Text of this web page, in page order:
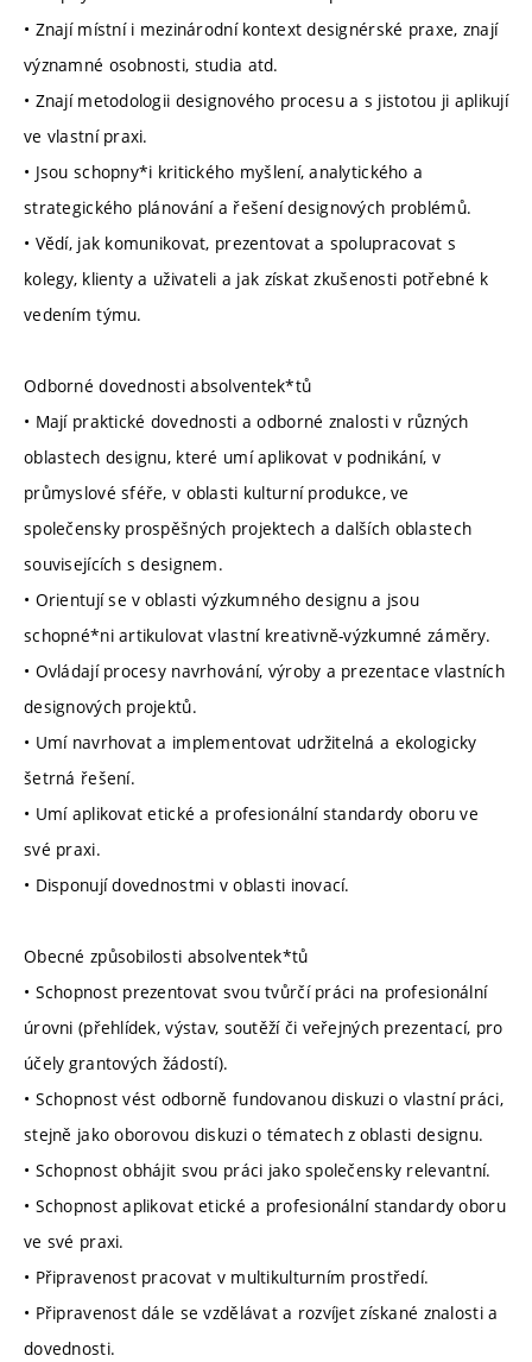
• Znají místní i mezinárodní kontext designérské praxe, znají
významné osobnosti, studia atd.
• Znají metodologii designového procesu a s jistotou ji aplikují
ve vlastní praxi.
• Jsou schopny*i kritického myšlení, analytického a
strategického plánování a řešení designových problémů.
• Vědí, jak komunikovat, prezentovat a spolupracovat s
kolegy, klienty a uživateli a jak získat zkušenosti potřebné k
vedením týmu.
Odborné dovednosti absolventek*tů
• Mají praktické dovednosti a odborné znalosti v různých
oblastech designu, které umí aplikovat v podnikání, v
průmyslové sféře, v oblasti kulturní produkce, ve
společensky prospěšných projektech a dalších oblastech
souvisejících s designem.
• Orientují se v oblasti výzkumného designu a jsou
schopné*ni artikulovat vlastní kreativně-výzkumné záměry.
• Ovládají procesy navrhování, výroby a prezentace vlastních
designových projektů.
• Umí navrhovat a implementovat udržitelná a ekologicky
šetrná řešení.
• Umí aplikovat etické a profesionální standardy oboru ve
své praxi.
• Disponují dovednostmi v oblasti inovací.
Obecné způsobilosti absolventek*tů
• Schopnost prezentovat svou tvůrčí práci na profesionální
úrovni (přehlídek, výstav, soutěží či veřejných prezentací, pro
účely grantových žádostí).
• Schopnost vést odborně fundovanou diskuzi o vlastní práci,
stejně jako oborovou diskuzi o tématech z oblasti designu.
• Schopnost obhájit svou práci jako společensky relevantní.
• Schopnost aplikovat etické a profesionální standardy oboru
ve své praxi.
• Připravenost pracovat v multikulturním prostředí.
• Připravenost dále se vzdělávat a rozvíjet získané znalosti a
dovednosti.